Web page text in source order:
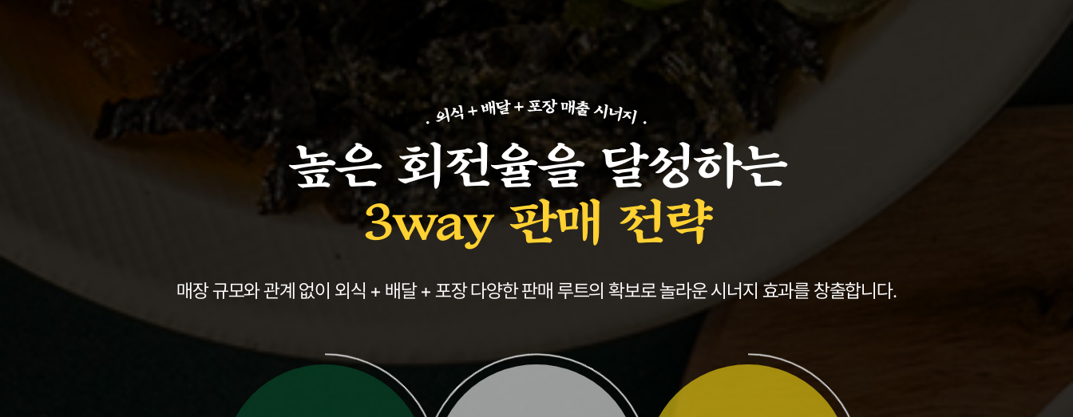
높은 회전율을 달성하는
3way 판매 전략
매장 규모와 관계 없이 외식 + 배달 + 포장 다양한 판매 루트의 확보로놀라운 시너지 효과를 창출합니다.